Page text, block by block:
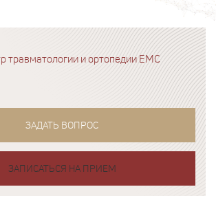
травматологии и ортопедии EMC
ЗАДАТЬ ВОПРОС
ЗАПИСАТЬСЯ НА ПРИЕМ